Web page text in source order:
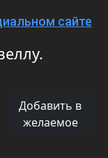
сайте
Добавить в
желаемое